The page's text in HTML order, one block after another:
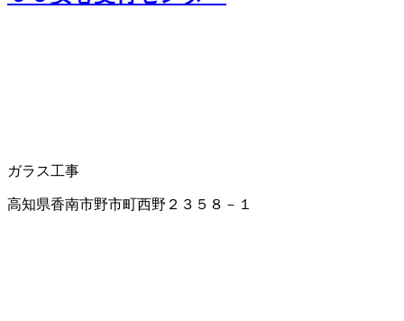
ガラス工事
高知県香南市野市町西野２３５８－１